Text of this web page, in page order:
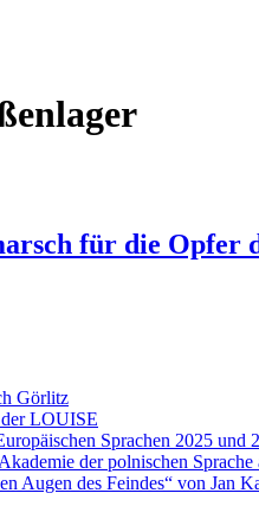
für die Opfer
Görlitz
LOUISE
Sprachen 2025
der polnischen
Augen des Feindes“ von Jan